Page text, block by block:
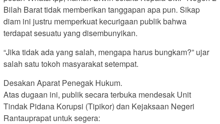
Bilah Barat tidak memberikan tanggapan apa pun. Sikap
diam ini justru memperkuat kecurigaan publik bahwa
terdapat sesuatu yang disembunyikan.
“Jika tidak ada yang salah, mengapa harus bungkam?” ujar
salah satu tokoh masyarakat setempat.
Desakan Aparat Penegak Hukum.
Atas dugaan ini, publik secara terbuka mendesak Unit
Tindak Pidana Korupsi (Tipikor) dan Kejaksaan Negeri
Rantauprapat untuk segera: